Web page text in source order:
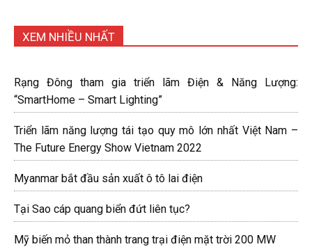
XEM NHIỀU NHẤT
Rạng Đông tham gia triển lãm Điện & Năng Lượng:
“SmartHome – Smart Lighting”
Triển lãm năng lượng tái tạo quy mô lớn nhất Việt Nam –
The Future Energy Show Vietnam 2022
Myanmar bắt đầu sản xuất ô tô lai điện
Tại Sao cáp quang biển đứt liên tục?
Mỹ biến mỏ than thành trang trại điện mặt trời 200 MW